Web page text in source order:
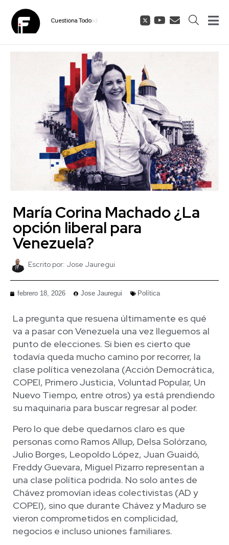
CuestionaTodo
María Corina Machado ¿La
opción liberal para
Venezuela?
Escrito por: Jose Jauregui
febrero 18, 2026 Jose Jauregui Política
La pregunta que resuena últimamente es qué
va a pasar con Venezuela una vez lleguemos al
punto de elecciones. Si bien es cierto que
todavía queda mucho camino por recorrer, la
clase política venezolana (Acción Democrática,
COPEI, Primero Justicia, Voluntad Popular, Un
Nuevo Tiempo, entre otros) ya está prendiendo
su maquinaria para buscar regresar al poder.
Pero lo que debe quedarnos claro es que
personas como Ramos Allup, Delsa Solórzano,
Julio Borges, Leopoldo López, Juan Guaidó,
Freddy Guevara, Miguel Pizarro representan a
una clase política podrida. No solo antes de
Chávez promovían ideas colectivistas (AD y
COPEI), sino que durante Chávez y Maduro se
vieron comprometidos en complicidad,
negocios e incluso uniones familiares.